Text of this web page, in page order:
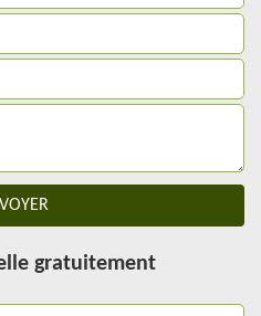
gratuitement